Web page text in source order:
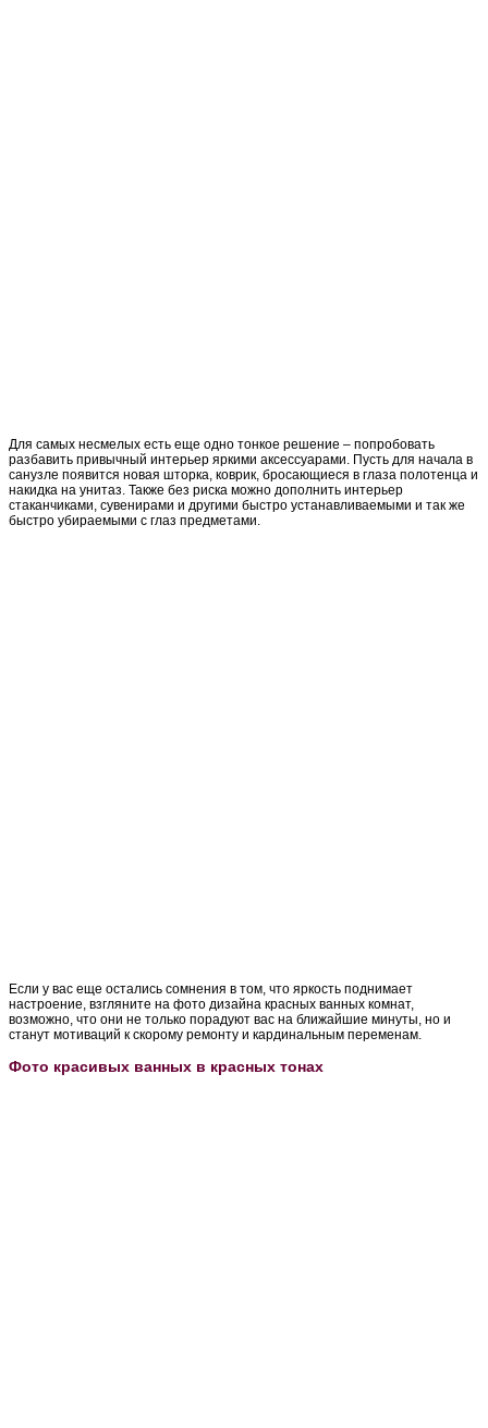
Для самых несмелых есть еще одно тонкое решение – попробовать
разбавить привычный интерьер яркими аксессуарами. Пусть для начала в
санузле появится новая шторка, коврик, бросающиеся в глаза полотенца и
накидка на унитаз. Также без риска можно дополнить интерьер
стаканчиками, сувенирами и другими быстро устанавливаемыми и так же
быстро убираемыми с глаз предметами.
Если у вас еще остались сомнения в том, что яркость поднимает
настроение, взгляните на фото дизайна красных ванных комнат,
возможно, что они не только порадуют вас на ближайшие минуты, но и
станут мотиваций к скорому ремонту и кардинальным переменам.
Фото красивых ванных в красных тонах